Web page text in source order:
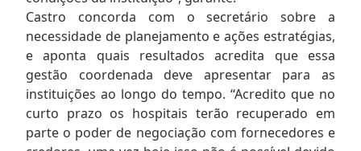
Castro concorda com o secretário sobre a
necessidade de planejamento e ações estratégias,
e aponta quais resultados acredita que essa
gestão coordenada deve apresentar para as
instituições ao longo do tempo. “Acredito que no
curto prazo os hospitais terão recuperado em
parte o poder de negociação com fornecedores e